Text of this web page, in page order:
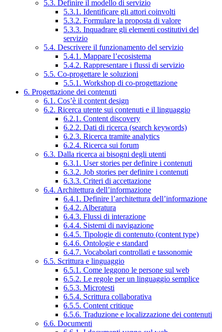
5.3. Definire il modello di servizio
5.3.1. Identificare gli attori coinvolti
5.3.2. Formulare la proposta di valore
5.3.3. Inquadrare gli elementi costitutivi del
servizio
5.4. Descrivere il funzionamento del servizio
5.4.1. Mappare l’ecosistema
5.4.2. Rappresentare i flussi di servizio
5.5. Co-progettare le soluzioni
5.5.1. Workshop di co-progettazione
6. Progettazione dei contenuti
6.1. Cos’è il content design
6.2. Ricerca utente sui contenuti e il linguaggio
6.2.1. Content discovery
6.2.2. Dati di ricerca (search keywords)
6.2.3. Ricerca tramite analytics
6.2.4. Ricerca sui forum
6.3. Dalla ricerca ai bisogni degli utenti
6.3.1. User stories per definire i contenuti
6.3.2. Job stories per definire i contenuti
6.3.3. Criteri di accettazione
6.4. Architettura dell’informazione
6.4.1. Definire l’architettura dell’informazione
6.4.2. Alberatura
6.4.3. Flussi di interazione
6.4.4. Sistemi di navigazione
6.4.5. Tipologie di contenuto (content type)
6.4.6. Ontologie e standard
6.4.7. Vocabolari controllati e tassonomie
6.5. Scrittura e linguaggio
6.5.1. Come leggono le persone sul web
6.5.2. Le regole per un linguaggio semplice
6.5.3. Microtesti
6.5.4. Scrittura collaborativa
6.5.5. Content critique
6.5.6. Traduzione e localizzazione dei contenuti
6.6. Documenti